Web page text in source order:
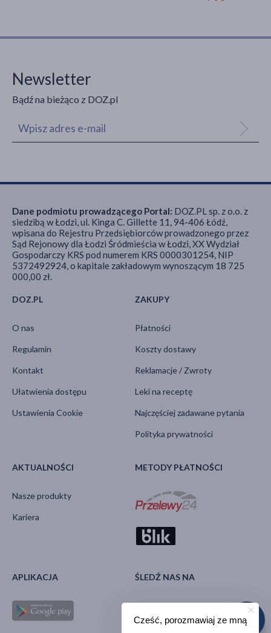
Newsletter
Bądź na bieżąco z DOZ.pl
DOZ.PL
O nas
Regulamin
Kontakt
Ułatwienia dostępu
Ustawienia Cookie
ZAKUPY
Płatności
Koszty dostawy
Reklamacje / Zwroty
Leki na receptę
Najczęściej zadawane pytania
Polityka prywatności
AKTUALNOŚCI
Nasze produkty
Kariera
METODY PŁATNOŚCI
APLIKACJA ŚLEDŹ NAS NA
Dane podmiotu prowadzącego Portal: DOZ.PL sp. z o.o. z
siedzibą w Łodzi, ul. Kinga C. Gillette 11, 94-406 Łódź,
wpisana do Rejestru Przedsiębiorców prowadzonego przez
Sąd Rejonowy dla Łodzi Śródmieścia w Łodzi, XX Wydział
Gospodarczy KRS pod numerem KRS 0000301254, NIP
5372492924, o kapitale zakładowym wynoszącym 18 725
000,00 zł.
Cześć, porozmawiaj ze mną